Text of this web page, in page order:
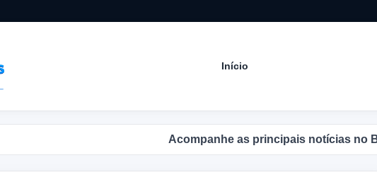
Início
Acompanhe as principais notícias no Blog